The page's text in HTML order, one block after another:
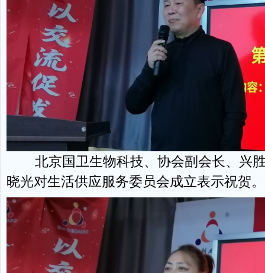
北京国卫生物科技、协会副会长、兴胜
晓光对生活供应服务委员会成立表示祝贺。